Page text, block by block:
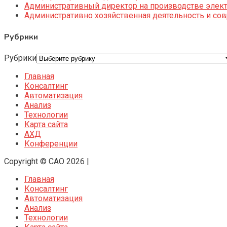
Административный директор на производстве
Административно хозяйственная деятельность и
Рубрики
Рубрики
Главная
Консалтинг
Автоматизация
Анализ
Технологии
Карта сайта
АХД
Конференции
Copyright © CAO 2026 |
Главная
Консалтинг
Автоматизация
Анализ
Технологии